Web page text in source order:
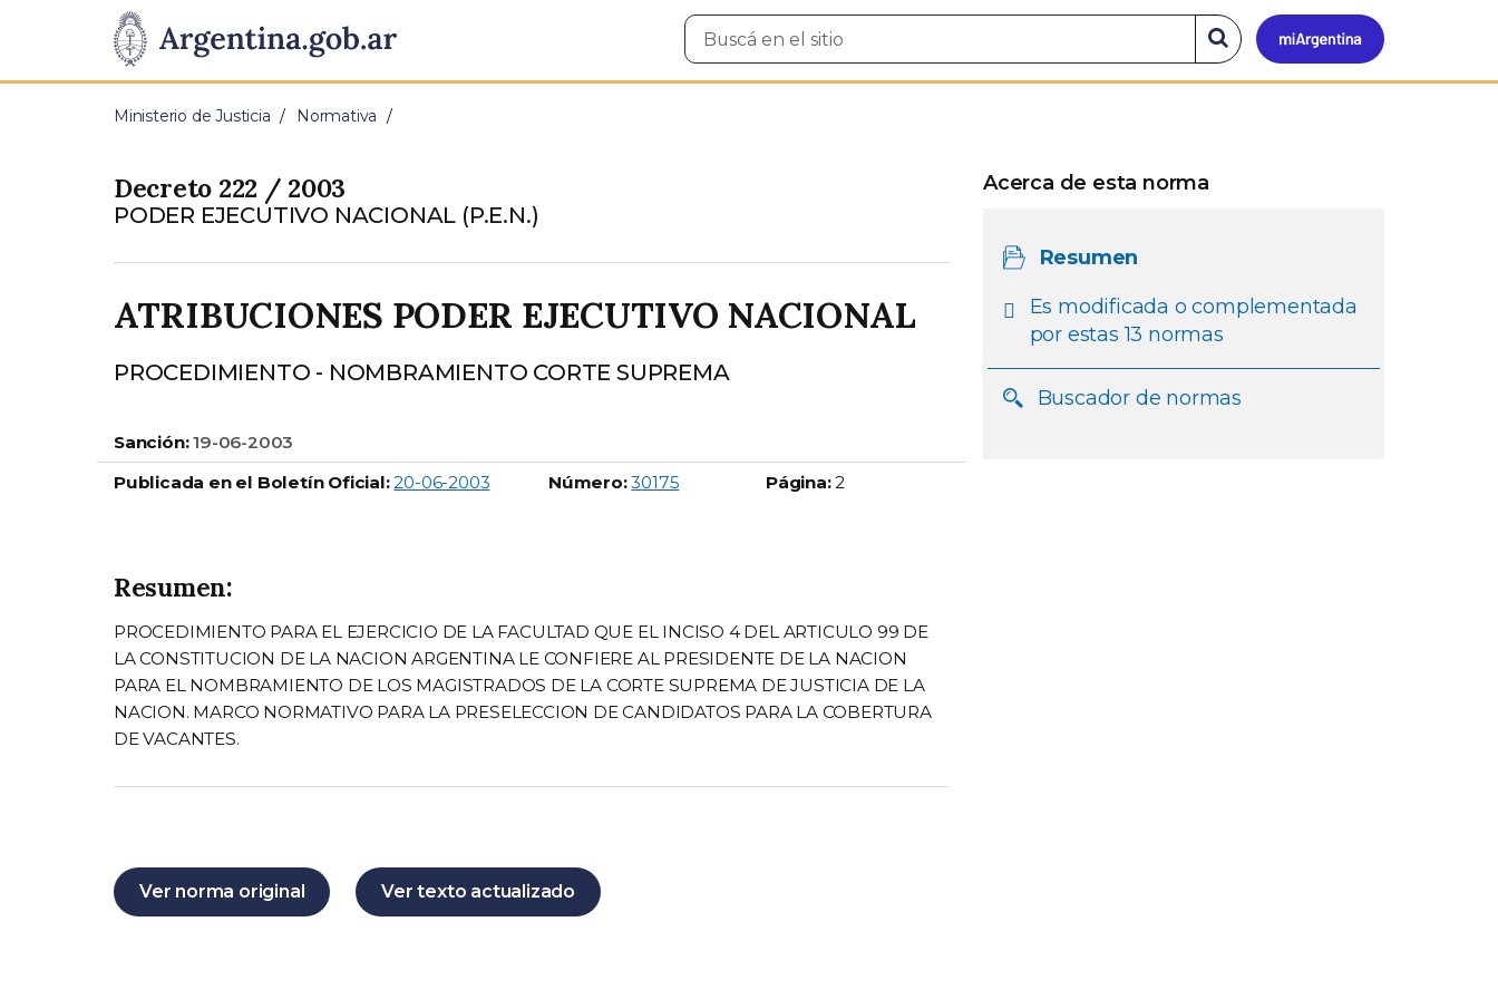
Presidencia
de
Pasar al contenido principal
Mi
Buscar
en
Buscar
en
el
Ministerio de Justicia Normativa
Decreto 222 / 2003
PODER EJECUTIVO NACIONAL (P.E.N.)
ATRIBUCIONES PODER EJECUTIVO NACIONAL
PROCEDIMIENTO - NOMBRAMIENTO CORTE SUPREMA
Sanción: 19-06-2003
Publicada en el Boletín Oficial: 20-06-2003 Número:Boletín Oficial número:
30175 Página: 2
Resumen:
PROCEDIMIENTO PARA EL EJERCICIO DE LA FACULTAD QUE EL INCISO 4 DEL ARTICULO 99 DE
LA CONSTITUCION DE LA NACION ARGENTINA LE CONFIERE AL PRESIDENTE DE LA NACION
PARA EL NOMBRAMIENTO DE LOS MAGISTRADOS DE LA CORTE SUPREMA DE JUSTICIA DE LA
NACION. MARCO NORMATIVO PARA LA PRESELECCION DE CANDIDATOS PARA LA COBERTURA
DE VACANTES.
Ver norma original Ver texto actualizado
Acerca de esta norma
Resumen
Es modificada o complementada
por estas 13 normas
Buscador de normas